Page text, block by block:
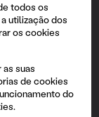
sexual.
todos os
utilização dos
os cookies
suas
de cookies
do